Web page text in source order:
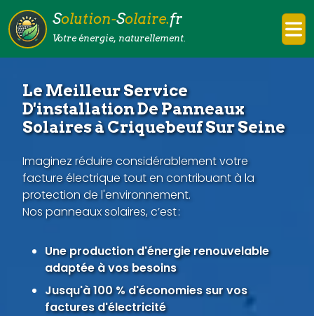
Solution-Solaire.fr
Votre énergie, naturellement.
Le Meilleur Service
D'installation De Panneaux
Solaires à Criquebeuf Sur Seine
Imaginez réduire considérablement votre
facture électrique tout en contribuant à la
protection de l'environnement.
Nos panneaux solaires, c’est :
Une production d'énergie renouvelable
adaptée à vos besoins
Jusqu'à 100 % d'économies sur vos
factures d'électricité